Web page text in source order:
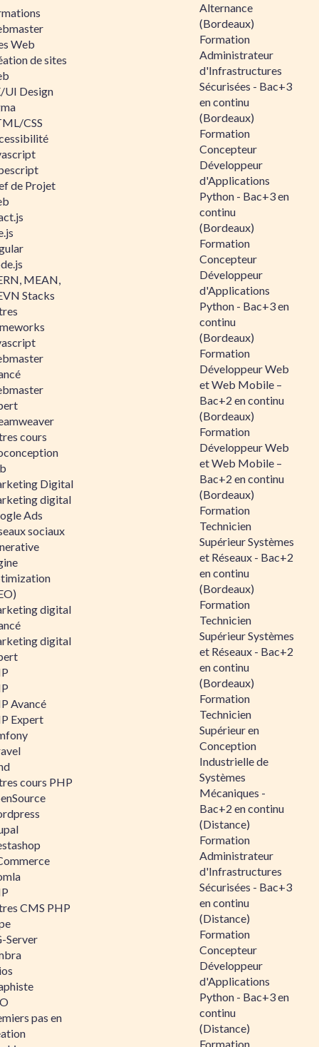
Web
de sites
UI Design
CSS
de Projet
MEAN,
Stacks
cours
Digital
digital
Ads
sociaux
digital
digital
Avancé
Expert
cours PHP
CMS PHP
Server
pas en
Alternance
(Bordeaux)
Formation
Administrateur
d'Infrastructures
Sécurisées - Bac+3
en continu
(Bordeaux)
Formation
Concepteur
Développeur
d'Applications
Python - Bac+3 en
continu
(Bordeaux)
Formation
Concepteur
Développeur
d'Applications
Python - Bac+3 en
continu
(Bordeaux)
Formation
Développeur Web
et Web Mobile –
Bac+2 en continu
(Bordeaux)
Formation
Développeur Web
et Web Mobile –
Bac+2 en continu
(Bordeaux)
Formation
Technicien
Supérieur Systèmes
et Réseaux - Bac+2
en continu
(Bordeaux)
Formation
Technicien
Supérieur Systèmes
et Réseaux - Bac+2
en continu
(Bordeaux)
Formation
Technicien
Supérieur en
Conception
Industrielle de
Systèmes
Mécaniques -
Bac+2 en continu
(Distance)
Formation
Administrateur
d'Infrastructures
Sécurisées - Bac+3
en continu
(Distance)
Formation
Concepteur
Développeur
d'Applications
Python - Bac+3 en
continu
(Distance)
Formation